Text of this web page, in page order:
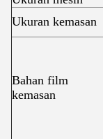
Ukuran kemasan
Bahan film
kemasan